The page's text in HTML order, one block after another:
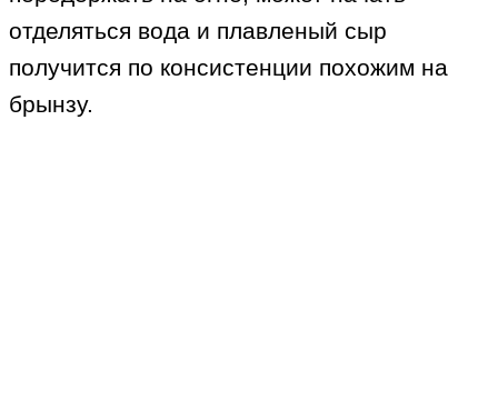
отделяться вода и плавленый сыр
получится по консистенции похожим на
брынзу.